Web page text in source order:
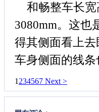
和畅整车长宽
3080mm。这也
得其侧面看上
车身侧面的线
1 234567 Next >